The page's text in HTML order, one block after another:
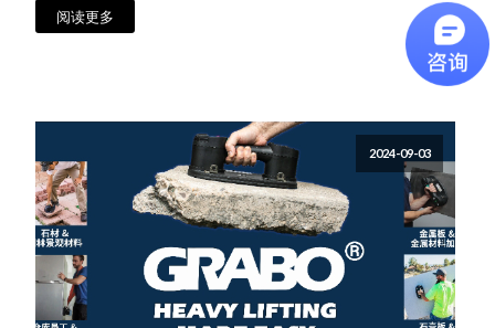
阅读更多
2024-09-03